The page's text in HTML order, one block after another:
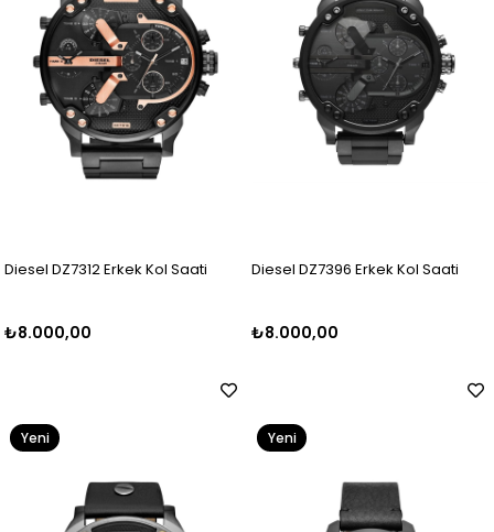
Diesel DZ7312 Erkek Kol Saati
₺8.000,00
Diesel DZ7396 Erkek Kol Saati
₺8.000,00
Yeni
Yeni